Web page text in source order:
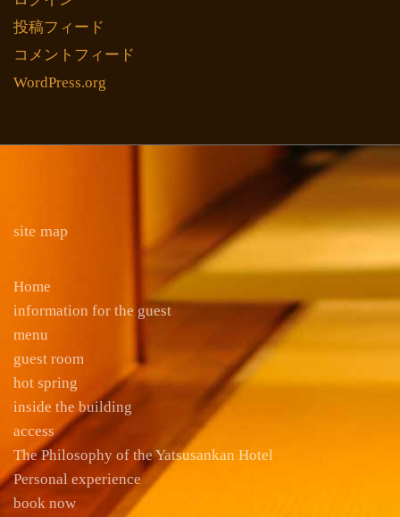
投稿フィード
コメントフィード
WordPress.org
site map
Home
information for the guest
menu
guest room
hot spring
inside the building
access
The Philosophy of the Yatsusankan Hotel
Personal experience
book now